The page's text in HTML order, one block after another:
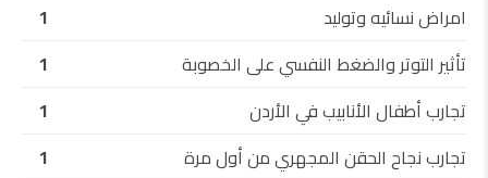
امراض نسائيه وتوليد
1
تأثير التوتر والضغط النفسي على الخصوبة
1
تجارب أطفال الأنابيب في الأردن
1
تجارب نجاح الحقن المجهري من أول مرة
1